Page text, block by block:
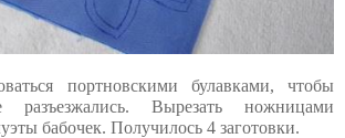
портновскими булавками, чтобы
Вырезать ножницами
бабочек. Получилось 4 заготовки.